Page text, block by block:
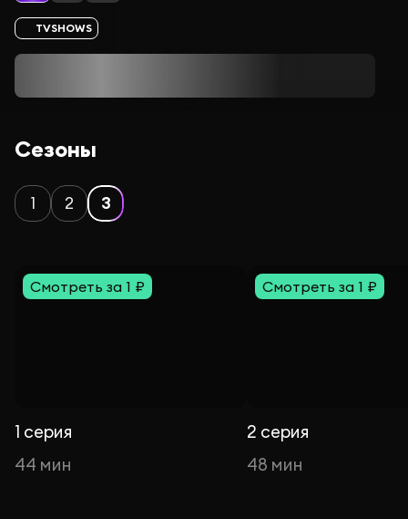
TVSHOWS
Сезоны
1 2 3
Смотреть за 1 ₽
1 серия
44 мин
Смотреть за 1 ₽
2 серия
48 мин